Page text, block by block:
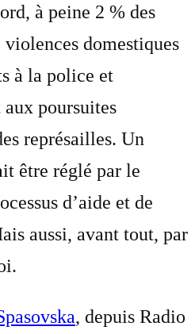
à peine 2 % des
domestiques
à la police et
poursuites
représailles. Un
être réglé par le
d’aide et de
aussi, avant tout, par
, depuis Radio